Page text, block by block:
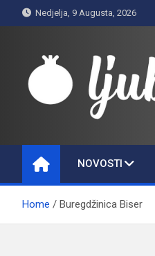
to
Nedjelja, 9 Augusta, 2026
Ljubušaci
NOVOSTI
Home Buregdžinica Biser